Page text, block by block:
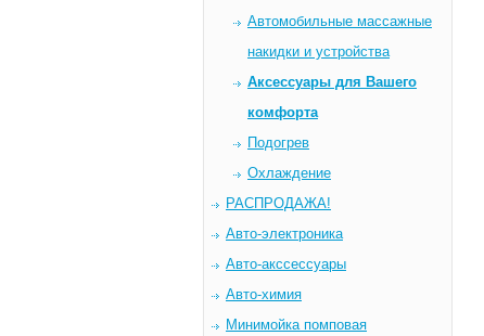
Автомобильные массажные
накидки и устройства
Аксессуары для Вашего
комфорта
Подогрев
Охлаждение
РАСПРОДАЖА!
Авто-электроника
Авто-акссессуары
Авто-химия
Минимойка помповая